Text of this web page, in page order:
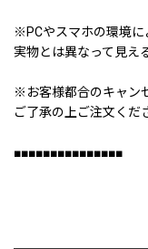
※PCやスマホの環境に
実物とは異なって見え
※お客様都合のキャン
ご了承の上ご注文くだ
■■■■■■■■■■■■■■■